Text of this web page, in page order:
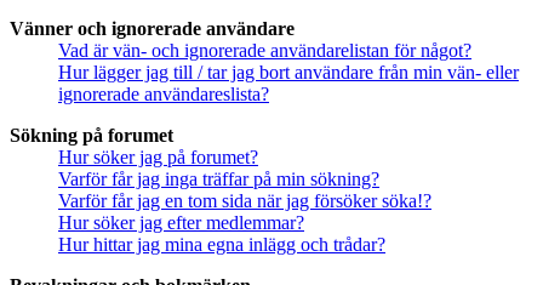
Vänner och ignorerade användare
Vad är vän- och ignorerade användarelistan för något?
Hur lägger jag till / tar jag bort användare från min vän- eller
ignorerade användareslista?
Sökning på forumet
Hur söker jag på forumet?
Varför får jag inga träffar på min sökning?
Varför får jag en tom sida när jag försöker söka!?
Hur söker jag efter medlemmar?
Hur hittar jag mina egna inlägg och trådar?